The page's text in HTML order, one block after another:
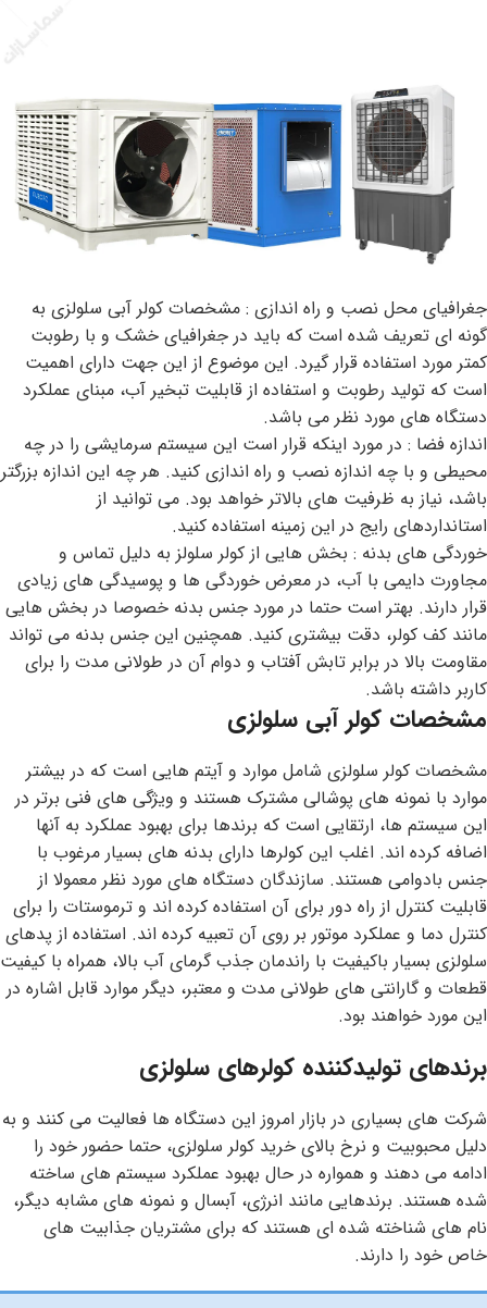
جغرافیای محل نصب و راه اندازی : مشخصات کولر آبی سلولزی به
گونه ای تعریف شده است که باید در جغرافیای خشک و با رطوبت
کمتر مورد استفاده قرار گیرد. این موضوع از این جهت دارای اهمیت
است که تولید رطوبت و استفاده از قابلیت تبخیر آب، مبنای عملکرد
دستگاه های مورد نظر می باشد.
اندازه فضا : در مورد اینکه قرار است این سیستم سرمایشی را در چه
محیطی و با چه اندازه نصب و راه اندازی کنید. هر چه این اندازه بزرگتر
باشد، نیاز به ظرفیت های بالاتر خواهد بود. می توانید از
استانداردهای رایج در این زمینه استفاده کنید.
خوردگی های بدنه : بخش هایی از کولر سلولز به دلیل تماس و
مجاورت دایمی با آب، در معرض خوردگی ها و پوسیدگی های زیادی
قرار دارند. بهتر است حتما در مورد جنس بدنه خصوصا در بخش هایی
مانند کف کولر، دقت بیشتری کنید. همچنین این جنس بدنه می تواند
مقاومت بالا در برابر تابش آفتاب و دوام آن در طولانی مدت را برای
کاربر داشته باشد.
مشخصات کولر آبی سلولزی
مشخصات کولر سلولزی شامل موارد و آیتم هایی است که در بیشتر
موارد با نمونه های پوشالی مشترک هستند و ویژگی های فنی برتر در
این سیستم ها، ارتقایی است که برندها برای بهبود عملکرد به آنها
اضافه کرده اند. اغلب این کولرها دارای بدنه های بسیار مرغوب با
جنس بادوامی هستند. سازندگان دستگاه های مورد نظر معمولا از
قابلیت کنترل از راه دور برای آن استفاده کرده اند و ترموستات را برای
کنترل دما و عملکرد موتور بر روی آن تعبیه کرده اند. استفاده از پدهای
سلولزی بسیار باکیفیت با راندمان جذب گرمای آب بالا، همراه با کیفیت
قطعات و گارانتی های طولانی مدت و معتبر، دیگر موارد قابل اشاره در
این مورد خواهند بود.
برندهای تولیدکننده کولرهای سلولزی
شرکت های بسیاری در بازار امروز این دستگاه ها فعالیت می کنند و به
دلیل محبوبیت و نرخ بالای خرید کولر سلولزی، حتما حضور خود را
ادامه می دهند و همواره در حال بهبود عملکرد سیستم های ساخته
شده هستند. برندهایی مانند انرژی، آبسال و نمونه های مشابه دیگر،
نام های شناخته شده ای هستند که برای مشتریان جذابیت های
خاص خود را دارند.